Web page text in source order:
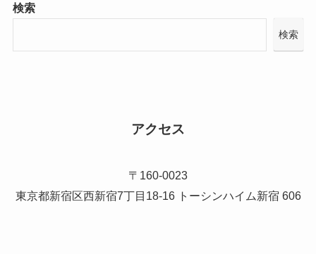
検索
検索
アクセス
〒160-0023
東京都新宿区西新宿7丁目18-16 トーシンハイム新宿 606